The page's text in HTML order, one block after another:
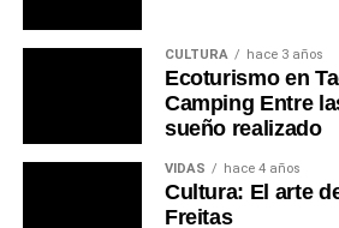
CULTURA hace 3 años
Ecoturismo en
Camping Entre
sueño realizado
VIDAS hace 4 años
Cultura: El arte
Freitas